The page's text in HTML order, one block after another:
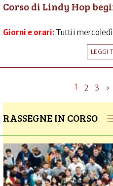
Corso di Lindy Hop
Giorni e orari: Tutti i
LEGGI
1 2 3 ›
RASSEGNE IN CORSO